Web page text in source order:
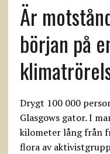
Är
början på
Drygt 100 000
Glasgows gator. I
kilometer lång från
flora av